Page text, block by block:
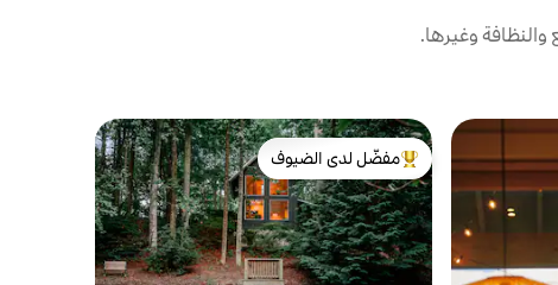
وغيرها.
من أبرز البيوت المفضّلة لدى الضيوف
مفضّل لدى الضيوف